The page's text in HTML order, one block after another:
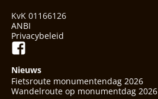
KvK 01166126
ANBI
Privacybeleid
Nieuws
Fietsroute monumentendag 2026
Wandelroute op monumentdag 2026